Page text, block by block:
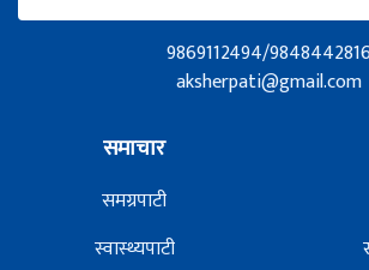
9869112494/
aksherpati@gmail.com
समाचार
समग्रपाटी
स्वास्थ्यपाटी